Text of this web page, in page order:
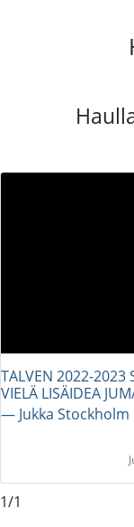
TALVEN 2022-2023
VIELÄ LISÄIDEA
― Jukka Stockholm
1/1